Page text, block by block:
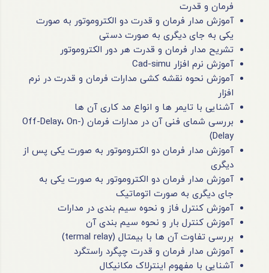
فرمان و قدرت
آموزش مدار فرمان و قدرت دو الکتروموتور به صورت
یکی به جای دیگری به صورت دستی
تشریح مدار فرمان و قدرت هر دور الکتروموتور
آموزش نرم افزار Cad-simu
آموزش نحوه نقشه کشی مدارات فرمان و قدرت در نرم
افزار
آشنایی با تایمر ها و انواع مد کاری آن ها
بررسی شمای فنی آن در مدارات فرمان (Off-Delay، On-
Delay)
آموزش مدار فرمان دو الکتروموتور به صورت یکی پس از
دیگری
آموزش مدار فرمان دو الکتروموتور به صورت یکی به
جای دیگری به صورت اتوماتیک
آموزش کنترل فاز و نحوه سیم بندی در مدارات
آموزش کنترل بار و نحوه سیم بندی آن
بررسی تفاوت آن ها با بیمتال (termal relay)
آموزش مدار فرمان و قدرت چپگرد راستگرد
آشنایی با مفهوم اینترلاک مکانیکال